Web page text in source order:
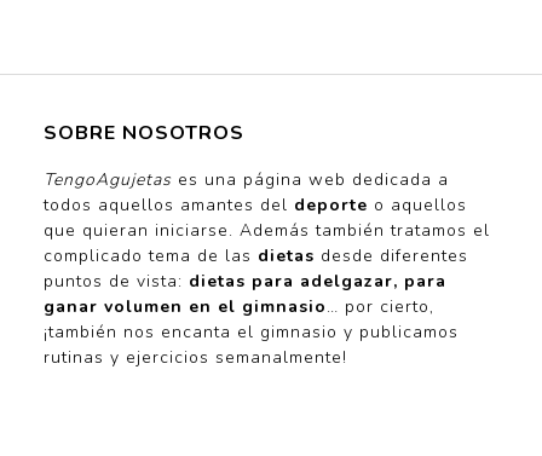
SOBRE NOSOTROS
TengoAgujetas es una página web dedicada a
todos aquellos amantes del deporte o aquellos
que quieran iniciarse. Además también tratamos el
complicado tema de las dietas desde diferentes
puntos de vista: dietas para adelgazar, para
ganar volumen en el gimnasio… por cierto,
¡también nos encanta el gimnasio y publicamos
rutinas y ejercicios semanalmente!